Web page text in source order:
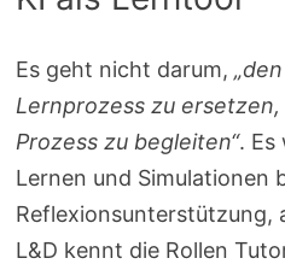
Es geht nicht darum,
Lernprozess zu
Prozess zu begleiten“. Es
Lernen und Simulationen
Reflexionsunterstützung,
L&D kennt die Rollen